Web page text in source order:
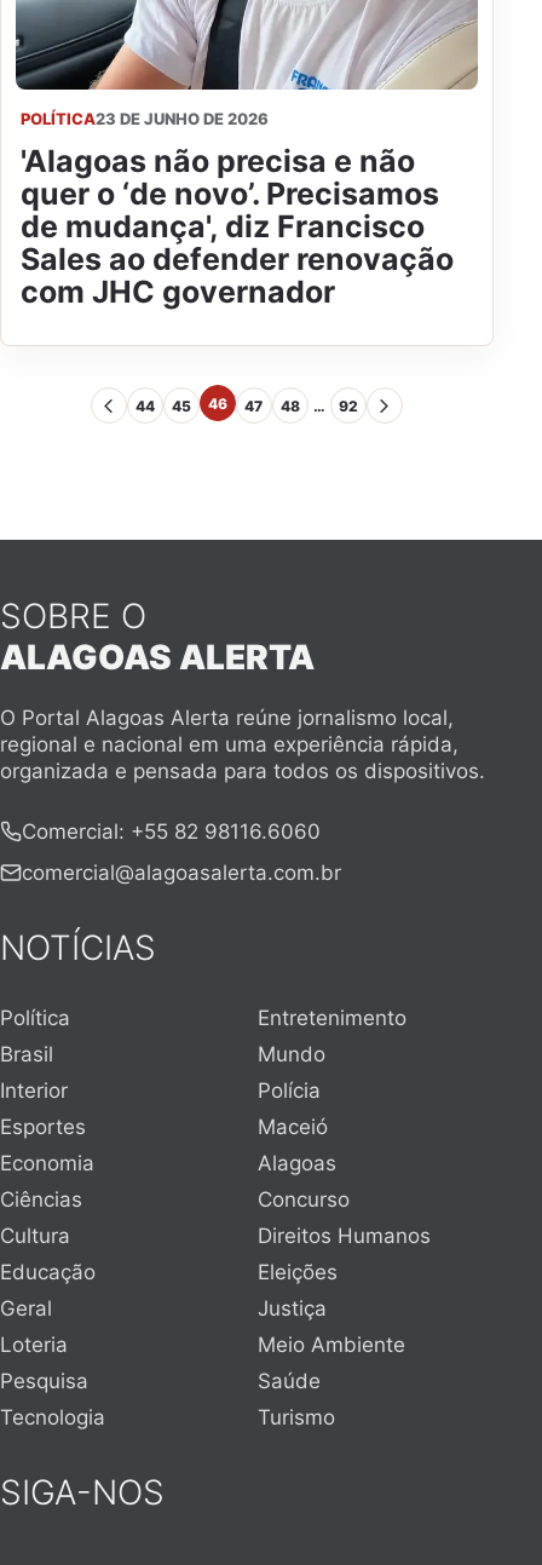
POLÍTICA23 DE JUNHO DE 2026
'Alagoas não precisa e não
quer o ‘de novo’. Precisamos
de mudança', diz Francisco
Sales ao defender renovação
com JHC governador
44 45 46 47 48 … 92
SOBRE O
ALAGOAS ALERTA
O Portal Alagoas Alerta reúne jornalismo local,
regional e nacional em uma experiência rápida,
organizada e pensada para todos os dispositivos.
Comercial: +55 82 98116.6060
comercial@alagoasalerta.com.br
NOTÍCIAS
Política
Entretenimento
Brasil
Mundo
Interior
Polícia
Esportes
Maceió
Economia
Alagoas
Ciências
Concurso
Cultura
Direitos Humanos
Educação
Eleições
Geral
Justiça
Loteria
Meio Ambiente
Pesquisa
Saúde
Tecnologia
Turismo
SIGA-NOS